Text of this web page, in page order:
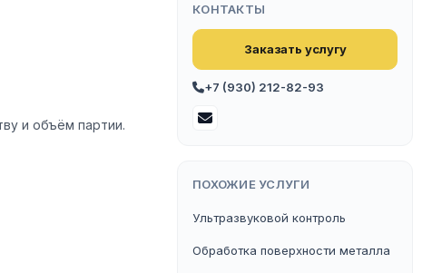
и объём партии.
КОНТАКТЫ
Заказать услугу
+7 (930) 212-82-93
ПОХОЖИЕ УСЛУГИ
Ультразвуковой контроль
Обработка поверхности металла